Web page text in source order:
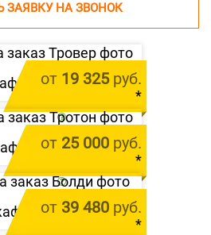
ЗАЯВКУ НА ЗВОНОК
от 19 325руб.
*
цена за 1 м.п.
« Тровер»
от 25 000 руб.
*
цена за 1 м.п.
« Тротон»
от 39 480 руб.
*
« Болди»